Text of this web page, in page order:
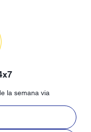
la semana via